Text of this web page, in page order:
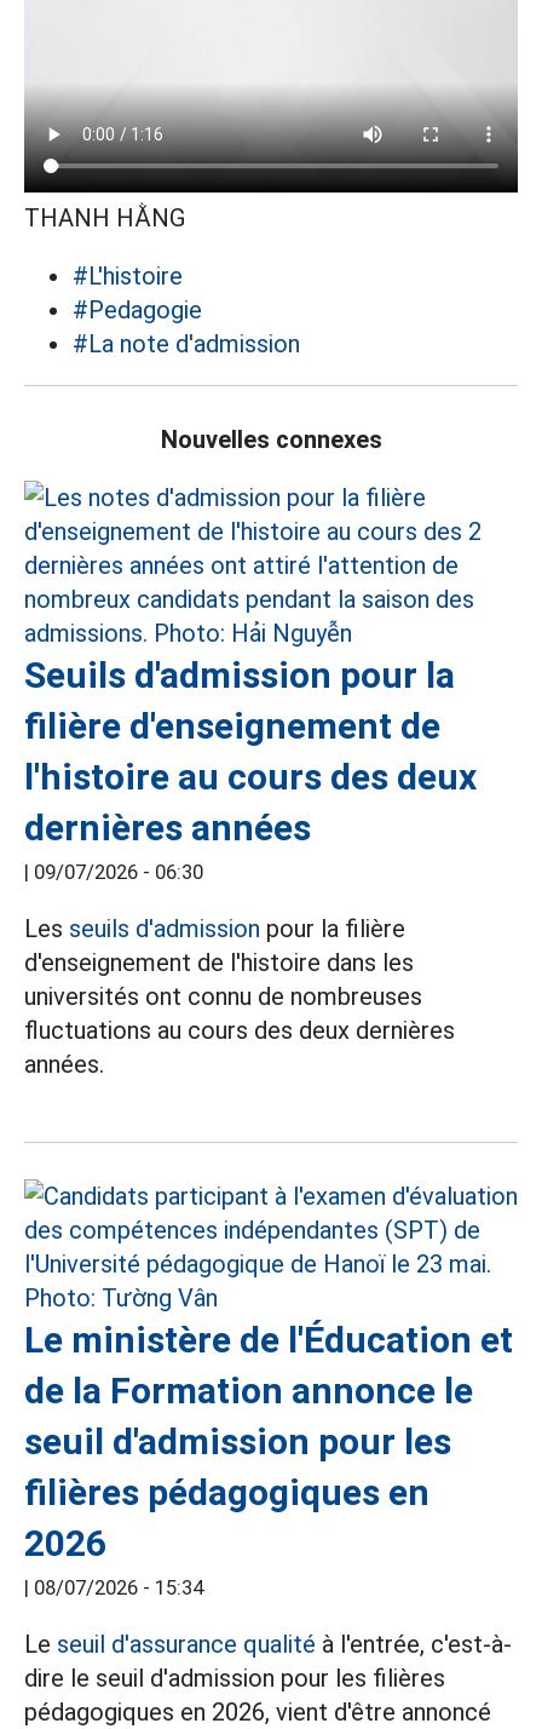
THANH HẰNG
#L'histoire
#Pedagogie
#La note d'admission
Nouvelles connexes
Seuils d'admission pour la
filière d'enseignement de
l'histoire au cours des deux
dernières années
| 09/07/2026 - 06:30
Les seuils d'admission pour la filière
d'enseignement de l'histoire dans les
universités ont connu de nombreuses
fluctuations au cours des deux dernières
années.
Le ministère de l'Éducation et
de la Formation annonce le
seuil d'admission pour les
filières pédagogiques en
2026
| 08/07/2026 - 15:34
Le seuil d'assurance qualité à l'entrée, c'est-à-
dire le seuil d'admission pour les filières
pédagogiques en 2026, vient d'être annoncé